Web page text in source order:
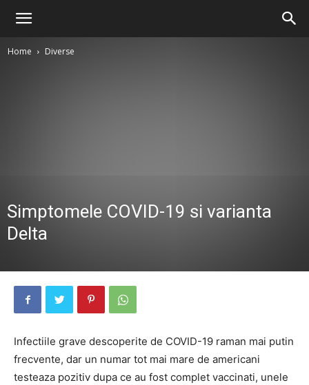
Home Diverse
Simptomele COVID-19 si varianta
Delta
Infectiile grave descoperite de COVID-19 raman mai putin
frecvente, dar un numar tot mai mare de americani
testeaza pozitiv dupa ce au fost complet vaccinati, unele